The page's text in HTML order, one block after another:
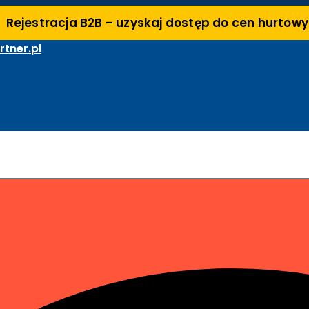
Rejestracja B2B – uzyskaj dostęp do cen